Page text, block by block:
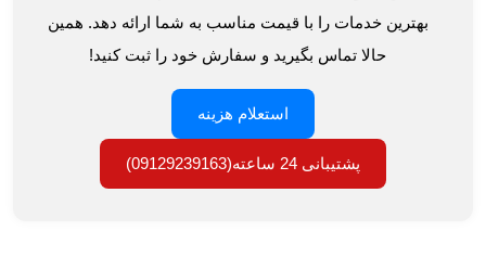
بهترین خدمات را با قیمت مناسب به شما ارائه دهد. همین
حالا تماس بگیرید و سفارش خود را ثبت کنید!
استعلام هزینه
پشتیبانی 24 ساعته(09129239163)